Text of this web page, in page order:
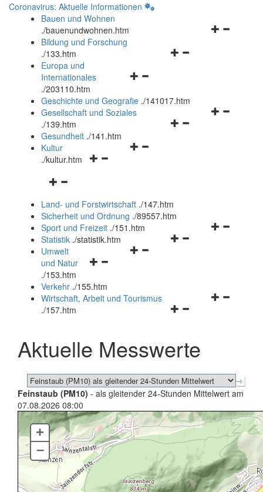
Coronavirus: Aktuelle Informationen
Bauen und Wohnen
./bauenundwohnen.htm
Navigationsmenü
Bildung und Forschung
./133.htm
Navigationsmenü
und
schließen
Europa und
Internationales
./203110.htm
Geschichte und Geografie ./141017.htm
Navigationsmenü
Gesellschaft und Soziales
./139.htm
Navigationsmenü
Gesundheit ./141.htm
Navigationsmenü
Kultur
./kultur.htm
Navigationsmenü
und
schließen
Land- und Forstwirtschaft ./147.htm
Sicherheit und Ordnung ./89557.htm
Navigationsmenü
Sport und Freizeit ./151.htm
Navigationsmenü
Statistik ./statistik.htm
Navigationsmenü
und
schließen
Umwelt
und Natur
./153.htm
Verkehr ./155.htm
Navigationsmenü
schließen
Wirtschaft, Arbeit und Tourismus
./157.htm
Aktuelle Messwerte
Feinstaub (PM10) - als gleitender 24-Stunden Mittelwert am
07.08.2026 08:00
+
–